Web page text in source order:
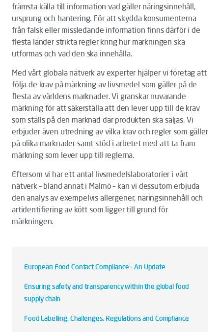
främsta källa till information vad gäller näringsinnehåll,
ursprung och hantering. För att skydda konsumenterna
från falsk eller missledande information finns därför i de
flesta länder strikta regler kring hur märkningen ska
utformas och vad den ska innehålla.
Med vårt globala nätverk av experter hjälper vi företag att
följa de krav på märkning av livsmedel som gäller på de
flesta av världens marknader. Vi granskar nuvarande
märkning för att säkerställa att den lever upp till de krav
som ställs på den marknad där produkten ska säljas. Vi
erbjuder även utredning av vilka krav och regler som gäller
på olika marknader samt stöd i arbetet med att ta fram
märkning som lever upp till reglerna.
Eftersom vi har ett antal livsmedelslaboratorier i vårt
nätverk – bland annat i Malmö – kan vi dessutom erbjuda
den analys av exempelvis allergener, näringsinnehåll och
artidentifiering av kött som ligger till grund för
märkningen.
European Food Contact Compliance - An Update
Ensuring safety and transparency within the global food
supply chain
Food Labelling: Challenges, Regulations and Compliance